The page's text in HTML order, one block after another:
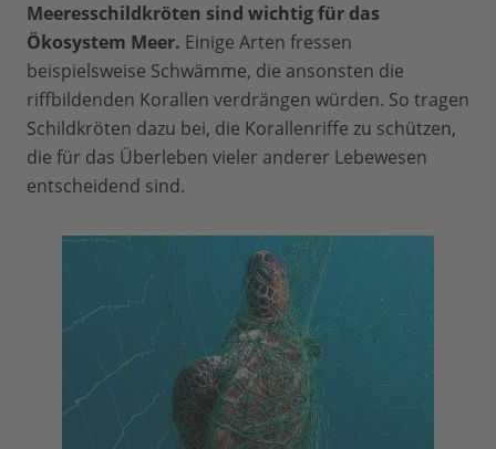
Meeresschildkröten sind wichtig für das
Ökosystem Meer. Einige Arten fressen
beispielsweise Schwämme, die ansonsten die
riffbildenden Korallen verdrängen würden. So tragen
Schildkröten dazu bei, die Korallenriffe zu schützen,
die für das Überleben vieler anderer Lebewesen
entscheidend sind.